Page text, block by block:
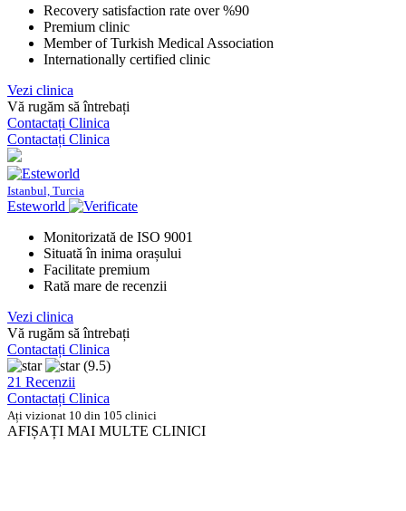
Recovery satisfaction rate over %90
Premium clinic
Member of Turkish Medical Association
Internationally certified clinic
Vezi clinica
Vă rugăm să întrebați
Contactați Clinica
Contactați Clinica
Istanbul, Turcia
Esteworld
Monitorizată de ISO 9001
Situată în inima orașului
Facilitate premium
Rată mare de recenzii
Vezi clinica
Vă rugăm să întrebați
Contactați Clinica
(9.5)
21 Recenzii
Contactați Clinica
Ați vizionat 10 din 105 clinici
AFIȘAȚI MAI MULTE CLINICI